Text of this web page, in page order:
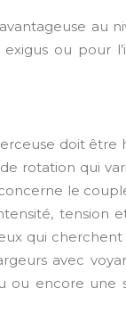
au
ou pour
doit
rotation qui
le
tension
qui
avec
ou encore